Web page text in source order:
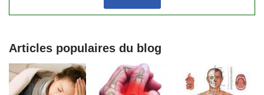
Articles populaires du blog